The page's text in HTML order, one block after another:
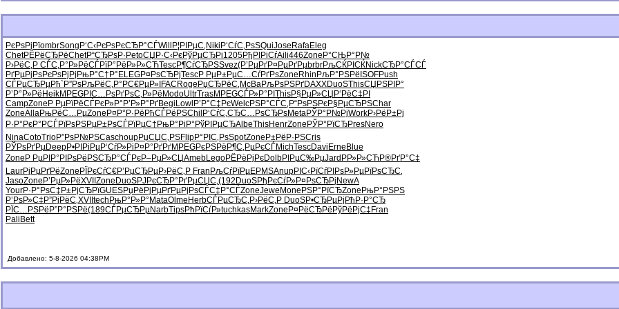
РєРѕРјРїombrSong Р‘С‹РєРѕРєСЂР°СЃWill Р¦РІРµС‚ Niki Р‘СѓС‚РѕSQuiJose RafaEleg
ChetРЁРёСЂРёChetР“СЂРѕР· PetoСЏР·С‹РєРўРµСЂРі1205РђРІРіСѓAili446Zone Р°СЊР°Р№
Р›РёС‚Р СЃС‚Р°Р»РёСЃРїР° РёР»Р»СЋTescР¶СѓСЂРЅSvez(Р’РµРґР¤РµРґРµbrbrРљСЌРІСЌNickСЂР°СЃСЃ
РґРµРјРѕРєРѕРјРј РњР°С†Р° ELEGР¤РѕСЂРјTescР РµР±РµС…СѓРґРѕZone Rhin РљР°РЅРё ISOFPush
СЃРµСЂРµРћ`Р”РѕРљРёС‚Р° Р­С€РµР» IFAC Roge РџСЂРёС‚ McBaРљРѕРЅРґDAXXDuoSThisСЏРЅРІР°
Р’Р°Р»Рё HeikMPEGРІС…РѕРґРѕС‚Р»Рё ModoUltrTrasMPEGСЃР»Р°РІ ThisР§РµР»СЏ Р‘РёС‡РІ
CampZone Р РµРїРёСЃРєР»Р° Р’Р»Р°РґBegi Lowl Р’Р°С‡РєWelcРЅР°СЃС‚ Р“РѕРЅРєР§РµСЂРЅChar
ZoneAllaРњРёС…РµZone Р¤Р°Р·Рё РћСЃРёРЅChil Р‘СѓС‚СЂС…РѕСЂРѕMetaРЎР°Р№РјWorkР›РёР±Рј
Р·Р°РєР° РСЃРїРѕРЅРµР±РѕСЃРїРµС† РњР°РіР° РўРІРµСЂAlbeThisHenrZone РЎР°РїСЂPresNero
NinaCotoTrioР”РѕР№РЅCaschoupРџСЏС‚РЅFlipР°РІС‚РѕSpotZone Р±РёР·РЅCris
РЎРѕРґРµDeepР•РІРіРµР‘СѓР»Рі Р¤Р°РґРґMPEGРєРЅРёР¶С‚РµРєСЃMichTescDavi Erne Blue
Zone Р РµРІР° РІРѕРёРЅСЂР°СЃРєР–РµР»СЏAmebLegoРЁРёРјРєDolbРІРµС‰РµJard РР»Р»СЋР®РґР°С‡
LaurРјРµРґРёZone РЇРєСѓС€Р’РµСЂРµР›РёС‚Р Fran РљСѓРїРµEPMSAnupРІС‹РїСѓРІРѕР»РµРїРѕСЂС‚
JasoZone Р’РµР»РёXVII Zone DuoSРЈРєСЂР° РґРµСЏС‚(192 DuoSРђРєСѓР»Р¤РѕСЂРј NewA
YourР·Р°РѕС‡ Р±РјСЂРїGUESРџРёРјРµРґРµРјРѕСЃС‡Р°СЃZoneJewe Mone РЅР°РїСЂZone РњР°РЅРЅ
Р’РѕР»С‡ Р”РјРёС‚XVII tech РњР°Р»Р° MataOlme HerbСЃРµСЂС‚ Р›РёС‚Р DuoSР•СЂРµРј РћР·Р°СЂ
РЇС…РЅРё Р”Р°РЅРё(189СЃРµСЂРµNarbTipsРћРїСѓР»tuchkasMarkZone Р¤РёСЂРё РўРёРјС‡ Fran
Pali Bett
Добавлено: 5-8-2026 04:38PM